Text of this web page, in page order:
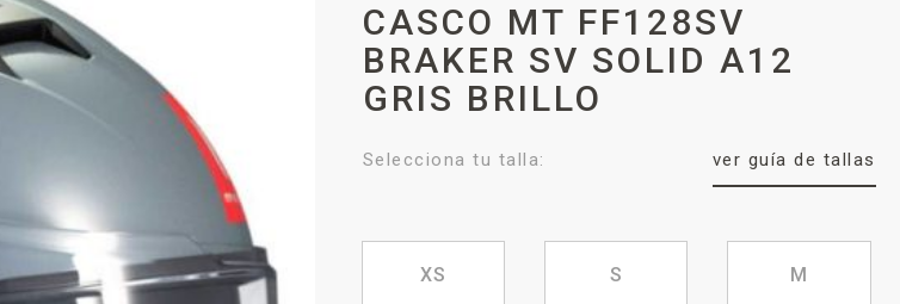
CASCO MT FF128SV
BRAKER SV SOLID A12
GRIS BRILLO
Selecciona tu talla: ver guía de tallas
XS S M